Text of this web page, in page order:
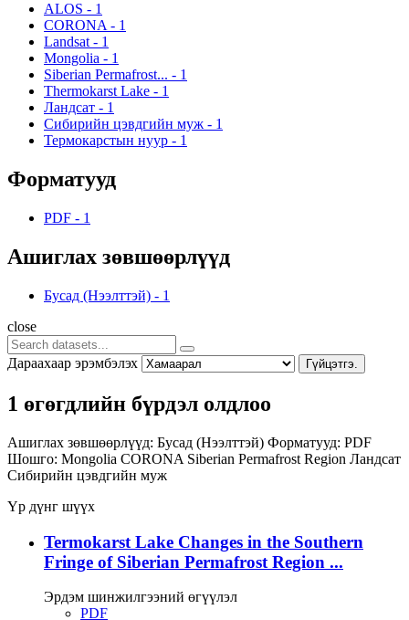
ALOS - 1
CORONA - 1
Landsat - 1
Mongolia - 1
Siberian Permafrost... - 1
Thermokarst Lake - 1
Ландсат - 1
Сибирийн цэвдгийн муж - 1
Термокарстын нуур - 1
Форматууд
PDF - 1
Ашиглах зөвшөөрлүүд
Бусад (Нээлттэй) - 1
close
Дараахаар эрэмбэлэх Гүйцэтгэ.
1 өгөгдлийн бүрдэл олдлоо
Ашиглах зөвшөөрлүүд: Бусад (Нээлттэй) Форматууд: PDF
Шошго: Mongolia CORONA Siberian Permafrost Region Ландсат
Сибирийн цэвдгийн муж
Үр дүнг шүүх
Termokarst Lake Changes in the Southern
Fringe of Siberian Permafrost Region ...
Эрдэм шинжилгээний өгүүлэл
PDF